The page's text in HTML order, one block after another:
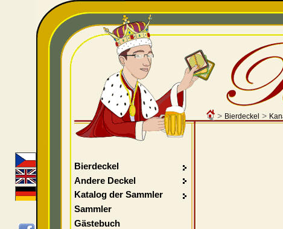
> Bierdeckel >
Bierdeckel
Andere Deckel
Katalog der Sammler
Sammler
Gästebuch